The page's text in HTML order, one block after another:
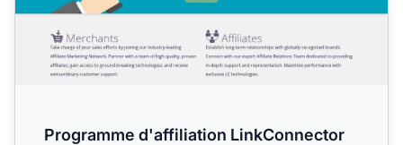
Programme d'affiliation LinkConnector